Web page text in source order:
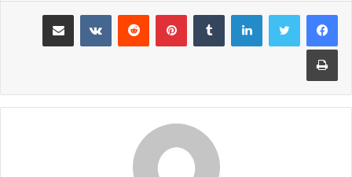
لينكدإن بينتيريست
مشاركة عبر البريد
طباعة